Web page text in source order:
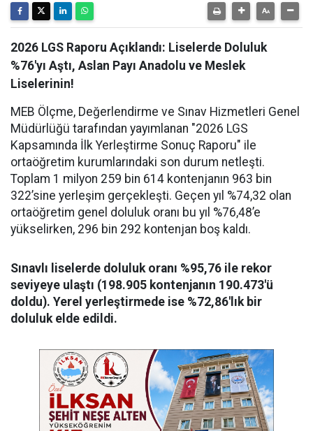
2026 LGS Raporu Açıklandı: Liselerde Doluluk
%76'yı Aştı, Aslan Payı Anadolu ve Meslek
Liselerinin!
MEB Ölçme, Değerlendirme ve Sınav Hizmetleri Genel
Müdürlüğü tarafından yayımlanan "2026 LGS
Kapsamında İlk Yerleştirme Sonuç Raporu" ile
ortaöğretim kurumlarındaki son durum netleşti.
Toplam 1 milyon 259 bin 614 kontenjanın 963 bin
322’sine yerleşim gerçekleşti. Geçen yıl %74,32 olan
ortaöğretim genel doluluk oranı bu yıl %76,48’e
yükselirken, 296 bin 292 kontenjan boş kaldı.
Sınavlı liselerde doluluk oranı %95,76 ile rekor
seviyeye ulaştı (198.905 kontenjanın 190.473'ü
doldu). Yerel yerleştirmede ise %72,86'lık bir
doluluk elde edildi.